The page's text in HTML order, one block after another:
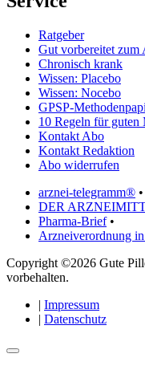
Ratgeber
Gut vorbereitet zum
Chronisch krank
Wissen: Placebo
Wissen: Nocebo
GPSP-
10 Regeln für
Kontakt Abo
Kontakt Redaktion
Abo widerrufen
arznei-telegramm® •
DER
Pharma-Brief•
Arzneiverordnung
Copyright ©2026 Gute
vorbehalten.
| Impressum
| Datenschutz